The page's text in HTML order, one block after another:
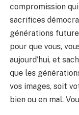
compromission
sacrifices
générations
pour que vous,
aujourd’hui, et
que les
vos images, soit
bien ou en mal.